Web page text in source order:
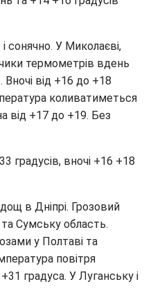
сонячно. У Миколаєві,
термометрів вдень
Вночі від +16 до +18
коливатиметься
від +17 до +19. Без
градусів, вночі +16 +18
в Дніпрі. Грозовий
Сумську область.
у Полтаві та
повітря
градуса. У Луганську і